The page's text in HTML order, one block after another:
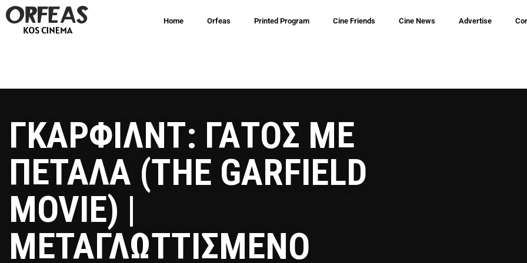
Home Orfeas Printed Program Cine Friends Cine News Advertise
ΓΚΑΡΦΙΛΝΤ: ΓΑΤΟΣ ΜΕ
ΠΕΤΑΛΑ (THE GARFIELD
MOVIE) |
ΜΕΤΑΓΛΩΤΤΙΣΜΕΝΟ